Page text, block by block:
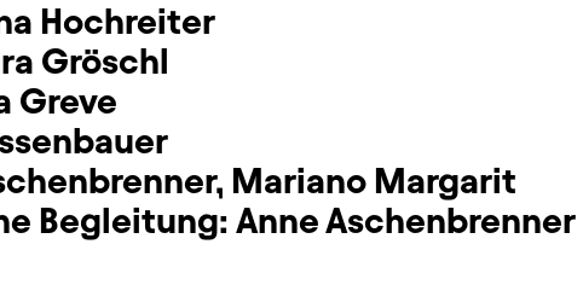
Hochreiter
Gröschl
Greve
, Mariano Margarit
Begleitung: Anne Aschenbrenner